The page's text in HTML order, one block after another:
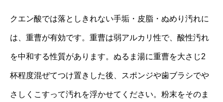
クエン酸では落としきれない手垢・皮脂・ぬめり汚れに
は、重曹が有効です。重曹は弱アルカリ性で、酸性汚れ
を中和する性質があります。ぬるま湯に重曹を大さじ2
杯程度混ぜてつけ置きした後、スポンジや歯ブラシでや
さしくこすって汚れを浮かせてください。粉末をそのま